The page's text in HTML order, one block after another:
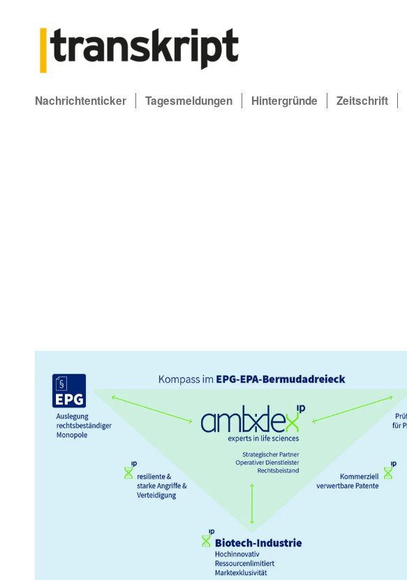
Nachrichtenticker Tagesmeldungen Hintergründe Zeitschrift